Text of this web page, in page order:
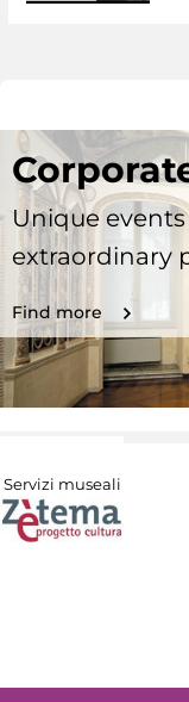
Unique
extraordinary
Find more
Servizi museali